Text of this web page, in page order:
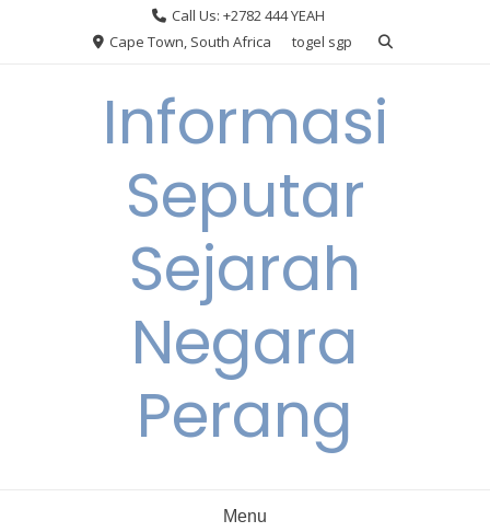
Call Us: +2782 444 YEAH
Cape Town, South Africa
togel sgp
Informasi
Seputar
Sejarah
Negara
Perang
Menu